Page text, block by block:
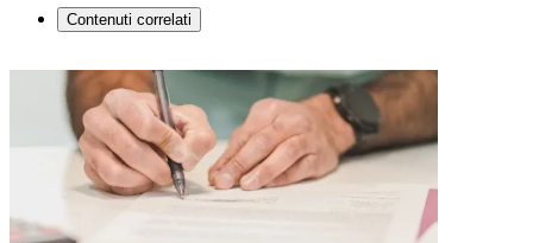
Contenuti correlati